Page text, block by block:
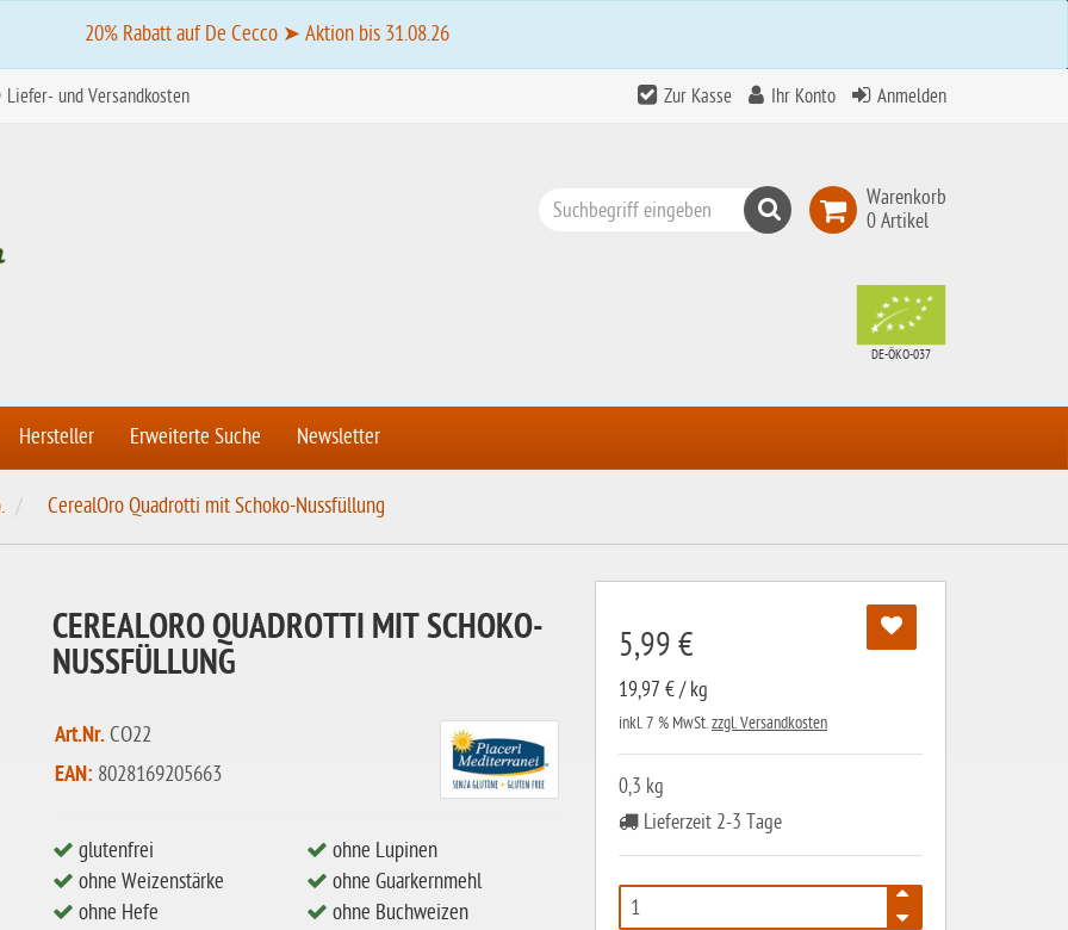
20% Rabatt auf De Cecco ➤ Aktion bis 31.08.26
Liefer- und Versandkosten Zur Kasse Ihr Konto Anmelden
Warenkorb
0 Artikel
Suchen
DE-ÖKO-037
Hersteller Erweiterte Suche Newsletter
CerealOro Quadrotti mit Schoko-Nussfüllung
5,99 €
19,97 € / kg
inkl. 7 % MwSt.zzgl. Versandkosten
0,3 kg
Lieferzeit 2-3 Tage
CEREALORO QUADROTTI MIT SCHOKO-
NUSSFÜLLUNG
Art.Nr.CO22
EAN: 8028169205663
glutenfrei
ohne Weizenstärke
ohne Hefe
ohne Lupinen
ohne Guarkernmehl
ohne Buchweizen